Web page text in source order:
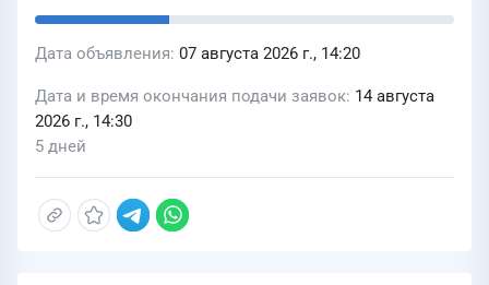
Дата объявления 07 августа 2026 г., 14:20
Дата и время окончания подачи заявок 14 августа
2026 г., 14:30
5 дней